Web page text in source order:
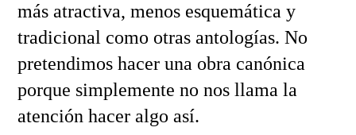
más atractiva, menos esquemática y
tradicional como otras antologías. No
pretendimos hacer una obra canónica
porque simplemente no nos llama la
atención hacer algo así.